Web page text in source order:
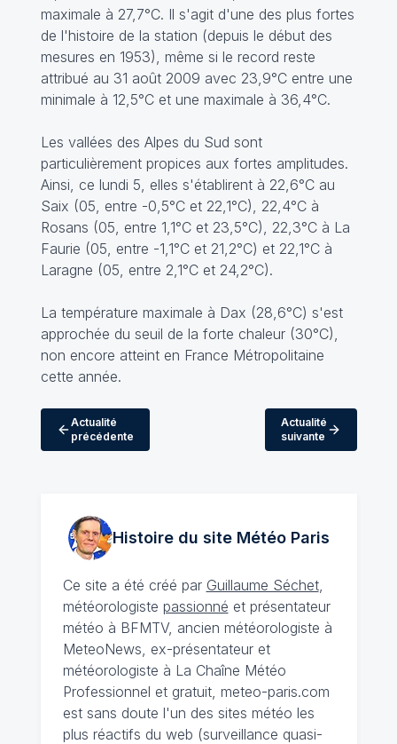
maximale à 27,7°C. Il s'agit d'une des plus fortes
de l'histoire de la station (depuis le début des
mesures en 1953), même si le record reste
attribué au 31 août 2009 avec 23,9°C entre une
minimale à 12,5°C et une maximale à 36,4°C.
Les vallées des Alpes du Sud sont
particulièrement propices aux fortes amplitudes.
Ainsi, ce lundi 5, elles s'établirent à 22,6°C au
Saix (05, entre -0,5°C et 22,1°C), 22,4°C à
Rosans (05, entre 1,1°C et 23,5°C), 22,3°C à La
Faurie (05, entre -1,1°C et 21,2°C) et 22,1°C à
Laragne (05, entre 2,1°C et 24,2°C).
La température maximale à Dax (28,6°C) s'est
approchée du seuil de la forte chaleur (30°C),
non encore atteint en France Métropolitaine
cette année.
Actualité
précédente
Actualité
suivante
Histoire du site MétéoParis
Ce site a été créé par Guillaume Séchet,
météorologiste passionné et présentateur
météo à BFMTV, ancien météorologiste à
MeteoNews, ex-présentateur et
météorologiste à La Chaîne Météo
Professionnel et gratuit, meteo-paris.com
est sans doute l'un des sites météo les
plus réactifs du web (surveillance quasi-